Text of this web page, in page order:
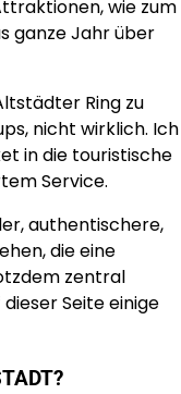
wie zum
ganze Jahr über
Ring zu
nicht wirklich. Ich
in die touristische
Service.
authentischere,
die eine
zentral
Seite einige